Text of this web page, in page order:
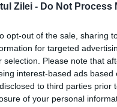
Zilei - Do Not Process
opt-out of the sale, sharing
for targeted
selection. Please note that
interest-based ads
to third parties
of your personal
din
va renunța la o